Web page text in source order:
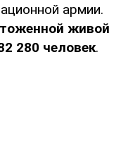
армии.
живой
280 человек.